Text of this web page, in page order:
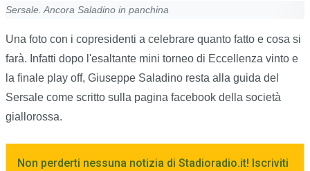
Sersale. Ancora Saladino in panchina
Una foto con i copresidenti a celebrare quanto fatto e cosa si
farà. Infatti dopo l'esaltante mini torneo di Eccellenza vinto e
la finale play off, Giuseppe Saladino resta alla guida del
Sersale come scritto sulla pagina facebook della società
giallorossa.
Non perderti nessuna notizia di Stadioradio.it! Iscriviti